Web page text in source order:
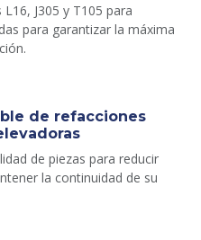
J305 y T105 para
para garantizar la máxima
de refacciones
de piezas para reducir
la continuidad de su